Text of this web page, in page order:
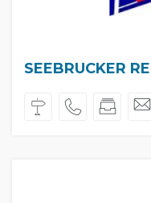
SEEBRUCKER